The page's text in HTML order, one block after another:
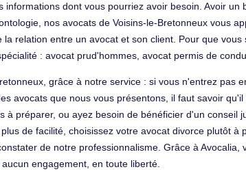
dont vous pourriez avoir besoin. Avoir
nos avocats de Voisins-le-Bretonneux vous
relation entre un avocat et son client. Pour que
: avocat prud'hommes, avocat permis de
grâce à notre service : si vous n'entrez pas
avocats que nous vous présentons, il faut savoir
préparer, ou ayez besoin de bénéficier d'un conseil
de facilité, choisissez votre avocat divorce plutôt
de notre professionnalisme. Grâce à
engagement, en toute liberté.